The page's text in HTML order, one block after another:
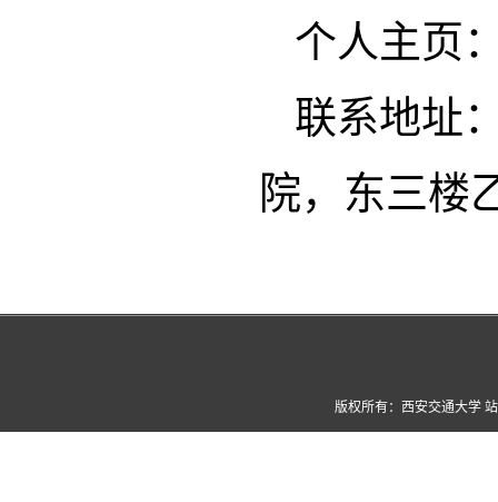
个人主页
联系地址
院，东三楼
版权所有：西安交通大学